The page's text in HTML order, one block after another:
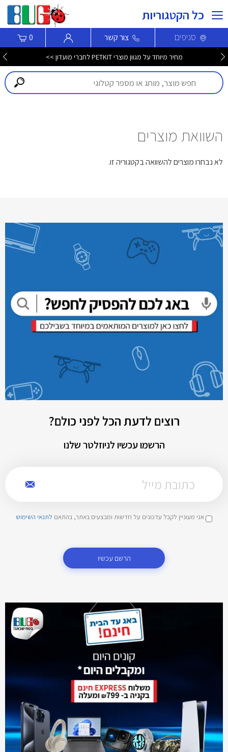
כל הקטגוריות
סניפים צור קשר 0
מחיר מיוחד על מגוון מוצרי PETKIT לחברי מועדון >>
השוואת מוצרים
לא נבחרו מוצרים להשוואה בקטגוריה זו.
רוצים לדעת הכל לפני כולם?
הרשמו עכשיו לניוזלטר שלנו
אני מעוניין לקבל עדכונים על חדשות ומבצעים באתר, בהתאם לתנאי השימוש
הרשם עכשיו